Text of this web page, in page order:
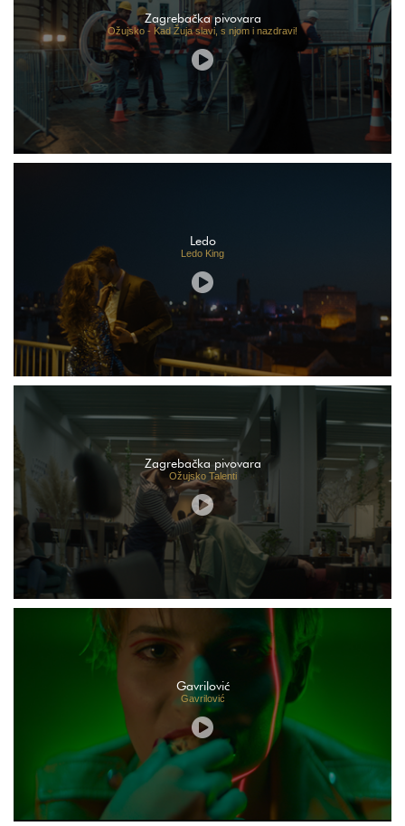
Zagrebačka pivovara
Ožujsko - Kad Žuja slavi, s njom i nazdravi!
Ledo
Ledo King
Zagrebačka pivovara
Ožujsko Talenti
Gavrilović
Gavrilović